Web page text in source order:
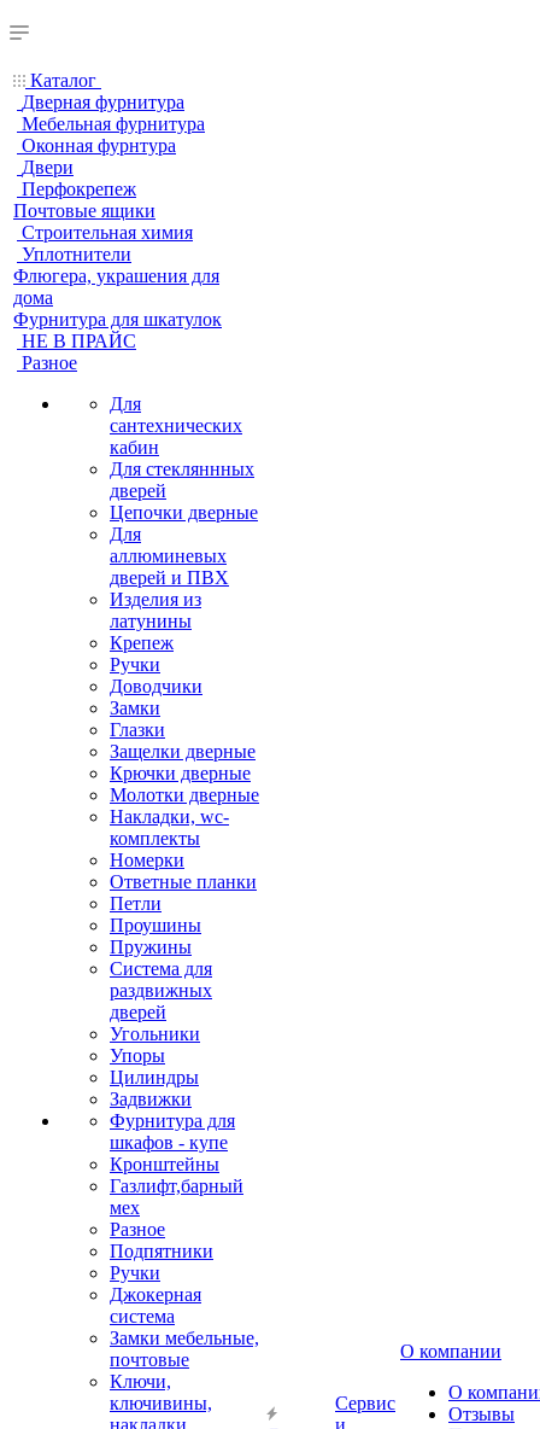
Каталог
Дверная фурнитура
Мебельная фурнитура
Оконная фурнтура
Двери
Перфокрепеж
Почтовые ящики
Строительная химия
Уплотнители
Флюгера, украшения для
дома
Фурнитура для шкатулок
НЕ В ПРАЙС
Разное
Для
сантехнических
кабин
Для стекляннных
дверей
Цепочки дверные
Для
аллюминевых
дверей и ПВХ
Изделия из
латунины
Крепеж
Ручки
Доводчики
Замки
Глазки
Защелки дверные
Крючки дверные
Молотки дверные
Накладки, wc-
комплекты
Номерки
Ответные планки
Петли
Проушины
Пружины
Система для
раздвижных
дверей
Угольники
Упоры
Цилиндры
Задвижки
Фурнитура для
шкафов - купе
Кронштейны
Газлифт,барный
мех
Разное
Подпятники
Ручки
Джокерная
система
Замки мебельные,
почтовые
Ключи,
ключивины,
накладки
Сервис
и
О компании
О
Отзывы